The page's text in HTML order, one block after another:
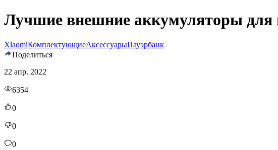
Лучшие внешние аккумуляторы для
XiaomiКомплектующиеАксессуарыПауэрбанк
Поделиться
22 апр. 2022
6354
0
0
0